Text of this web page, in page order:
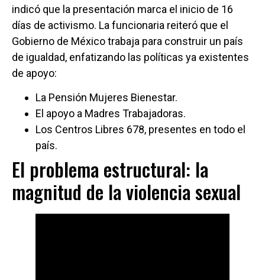
indicó que la presentación marca el inicio de 16
días de activismo. La funcionaria reiteró que el
Gobierno de México trabaja para construir un país
de igualdad, enfatizando las políticas ya existentes
de apoyo:
La Pensión Mujeres Bienestar.
El apoyo a Madres Trabajadoras.
Los Centros Libres 678, presentes en todo el
país.
El problema estructural: la
magnitud de la violencia sexual